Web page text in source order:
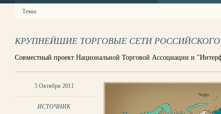
Темы:
КРУПНЕЙШИЕ ТОРГОВЫЕ СЕТИ РОССИЙСКОГО
Совместный проект Национальной Торговой Ассоциации и
5 Октября 2011
ИСТОЧНИК